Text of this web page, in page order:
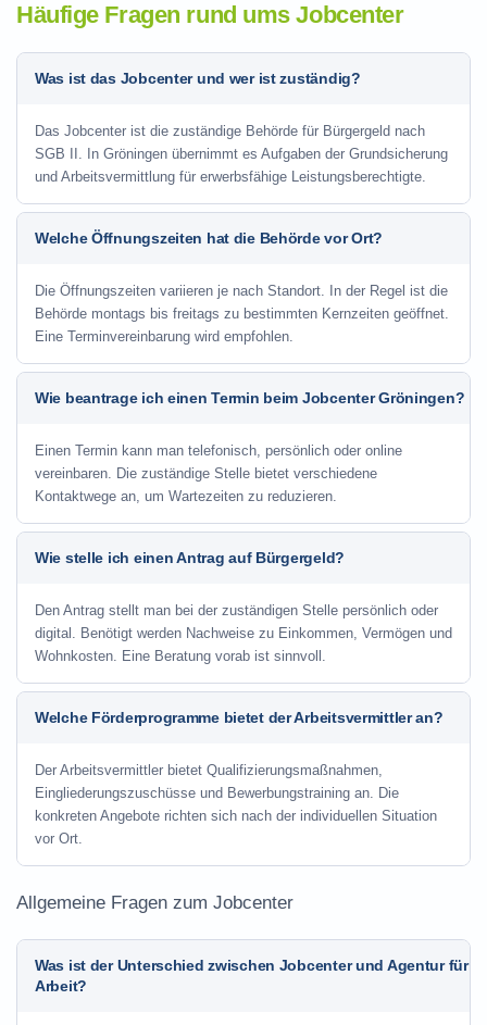
Häufige Fragen rund ums Jobcenter
Was ist das Jobcenter und wer ist zuständig?
Das Jobcenter ist die zuständige Behörde für Bürgergeld nach
SGB II. In Gröningen übernimmt es Aufgaben der Grundsicherung
und Arbeitsvermittlung für erwerbsfähige Leistungsberechtigte.
Welche Öffnungszeiten hat die Behörde vor Ort?
Die Öffnungszeiten variieren je nach Standort. In der Regel ist die
Behörde montags bis freitags zu bestimmten Kernzeiten geöffnet.
Eine Terminvereinbarung wird empfohlen.
Wie beantrage ich einen Termin beim Jobcenter Gröningen?
Einen Termin kann man telefonisch, persönlich oder online
vereinbaren. Die zuständige Stelle bietet verschiedene
Kontaktwege an, um Wartezeiten zu reduzieren.
Wie stelle ich einen Antrag auf Bürgergeld?
Den Antrag stellt man bei der zuständigen Stelle persönlich oder
digital. Benötigt werden Nachweise zu Einkommen, Vermögen und
Wohnkosten. Eine Beratung vorab ist sinnvoll.
Welche Förderprogramme bietet der Arbeitsvermittler an?
Der Arbeitsvermittler bietet Qualifizierungsmaßnahmen,
Eingliederungszuschüsse und Bewerbungstraining an. Die
konkreten Angebote richten sich nach der individuellen Situation
vor Ort.
Allgemeine Fragen zum Jobcenter
Was ist der Unterschied zwischen Jobcenter und Agentur für
Arbeit?